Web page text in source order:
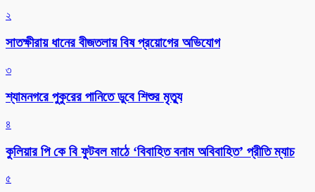
২
সাতক্ষীরায় ধানের বীজতলায় বিষ প্রয়োগের অভিযোগ
৩
শ্যামনগরে পুকুরের পানিতে ডুবে শিশুর মৃত্যু
৪
কুলিয়ার পি কে বি ফুটবল মাঠে ‘বিবাহিত বনাম অবিবাহিত’ প্রীতি ম্যাচ
৫